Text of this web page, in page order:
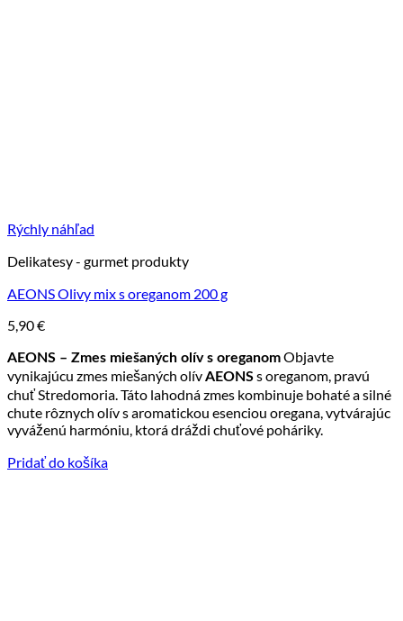
Rýchly náhľad
Delikatesy - gurmet produkty
AEONS Olivy mix s oreganom 200 g
5,90€
AEONS – Zmes miešaných olív s oreganomObjavte
vynikajúcu zmes miešaných olívAEONSs oreganom, pravú
chuť Stredomoria. Táto lahodná zmes kombinuje bohaté a silné
chute rôznych olív s aromatickou esenciou oregana, vytvárajúc
vyváženú harmóniu, ktorá dráždi chuťové poháriky.
Pridať do košíka